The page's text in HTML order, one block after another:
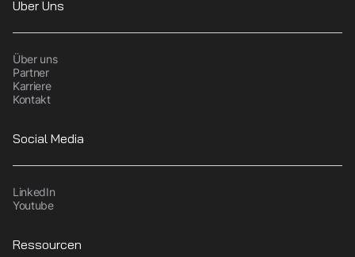
Über Uns
Über uns
Partner
Karriere
Kontakt
Social Media
LinkedIn
Youtube
Ressourcen